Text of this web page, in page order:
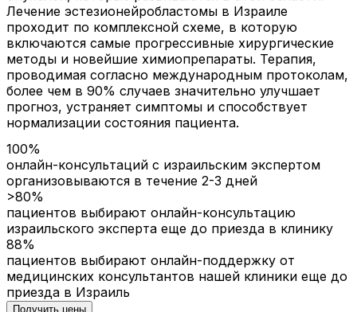
Лечение эстезионейробластомы в Израиле
проходит по комплексной схеме, в которую
включаются самые прогрессивные хирургические
методы и новейшие химиопрепараты. Терапия,
проводимая согласно международным протоколам,
более чем в 90% случаев значительно улучшает
прогноз, устраняет симптомы и способствует
нормализации состояния пациента.
100%
онлайн-консультаций с израильским экспертом
организовываются в течение 2-3 дней
>80%
пациентов выбирают онлайн-консультацию
израильского эксперта еще до приезда в клинику
88%
пациентов выбирают онлайн-поддержку от
медицинских консультантов нашей клиники еще до
приезда в Израиль
Получить цены